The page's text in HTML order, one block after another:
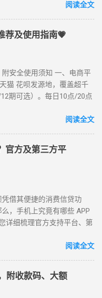
除了直接用于消费购物外，
套现”指的是通过一些特殊
化为现金，进而用于个人
现并不是花呗本身的功能
个简单的例子，如果你有
元现金支付某项开销，
这时，你可以通过一些套
呗本质上是一种信用支付工
提前充值，而是由支付宝
款能力提供一定的额度，
此，花呗套现的基本原理
涉及到的关键环节就是找
些平台，用户可以将花呗
虚拟商品后再申请退款，
账户。用户可在账户中获
三、花呗套现的常见方法
方法： 第三方套现平台 这类
化为实际现金的方式来实
支付一定的手续费，平台
现成现金。这类平台的运
阅读全文
荐及使用指南💗
安全使用须知 一、电商平
猫 花呗发源地，覆盖超千
期可选）。每日10点/20点
、节日大促、数码家电采购
”双重优惠，家电以旧换新
呗分期618优惠” 唯品会 品
支持花呗3期分期0手续费。
“唯品会花呗美妆折扣”享折
单笔满3000元），以旧换
扫码支付，30分钟急速达
宁易购花呗家电分期” 二、
阅读全文
官方及第三方平
借其便捷的消费信贷功
，手机上究竟有哪些 APP
详细梳理官方支持平台、第
的官方应用，是使用花呗的
询，及时了解消费明细。
能有效避免因遗忘还款而
下实体店消费，打开支付
阅读全文
附收款码、大额